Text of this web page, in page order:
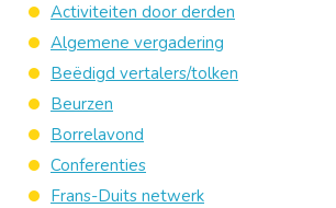
Activiteiten door derden
Algemene vergadering
Beëdigd vertalers/tolken
Beurzen
Borrelavond
Conferenties
Frans-Duits netwerk